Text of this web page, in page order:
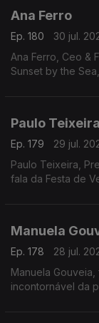
Ana Ferro
Ep. 180
30 jul.
Ana Ferro, Ceo &
Sunset by the
Paulo Teixeira
Ep. 179
29 jul.
Paulo Teixeira,
fala da Festa de
A entrada é
Manuela
Ep. 178
28 jul.
Manuela
incontornável da